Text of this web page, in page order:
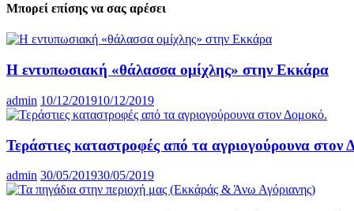
Μπορεί επίσης να σας αρέσει
Η εντυπωσιακή «θάλασσα ομίχλης» στην Εκκάρα
admin 10/12/201910/12/2019
Τεράστιες καταστροφές από τα αγριογούρουνα στον
admin 30/05/201930/05/2019